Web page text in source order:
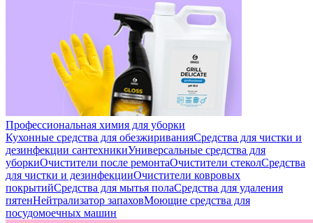
Профессиональная химия для уборки
Кухонные средства для обезжириванияСредства для чистки и
дезинфекции сантехникиУниверсальные средства для
уборкиОчистители после ремонтаОчистители стеколСредства
для чистки и дезинфекцииОчистители ковровых
покрытийСредства для мытья полаСредства для удаления
пятенНейтрализатор запаховМоющие средства для
посудомоечных машин